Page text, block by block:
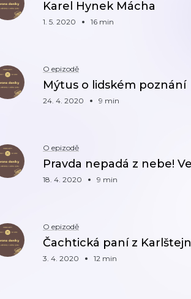
Karel Hynek Mácha
1. 5. 2020 16 min
O epizodě
Mýtus o lidském poznání
24. 4. 2020 9 min
O epizodě
Pravda nepadá z nebe!
18. 4. 2020 9 min
O epizodě
Čachtická paní z
3. 4. 2020 12 min